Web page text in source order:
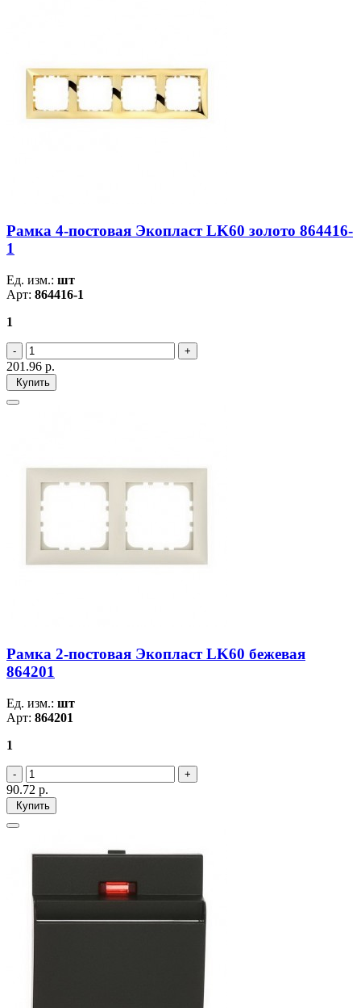
Рамка 4-постовая Экопласт LK60 золото 864416-
1
Ед. изм.: шт
Арт: 864416-1
1
201.96 р.
Купить
Рамка 2-постовая Экопласт LK60 бежевая
864201
Ед. изм.: шт
Арт: 864201
1
90.72 р.
Купить